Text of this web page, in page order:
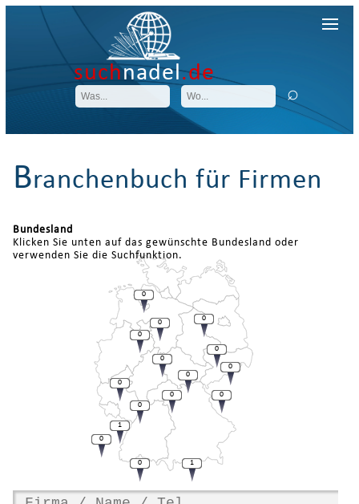
suchnadel.de
Branchenbuch für Firmen
Bundesland
Klicken Sie unten auf das gewünschte Bundesland oder
verwenden Sie die Suchfunktion.
0
0
0
0
0
0
0
0
0
0
0
0
1
0
0
1